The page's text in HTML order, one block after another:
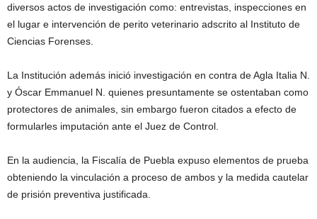
diversos actos de investigación como: entrevistas, inspecciones en
el lugar e intervención de perito veterinario adscrito al Instituto de
Ciencias Forenses.
La Institución además inició investigación en contra de Agla Italia N.
y Óscar Emmanuel N. quienes presuntamente se ostentaban como
protectores de animales, sin embargo fueron citados a efecto de
formularles imputación ante el Juez de Control.
En la audiencia, la Fiscalía de Puebla expuso elementos de prueba
obteniendo la vinculación a proceso de ambos y la medida cautelar
de prisión preventiva justificada.